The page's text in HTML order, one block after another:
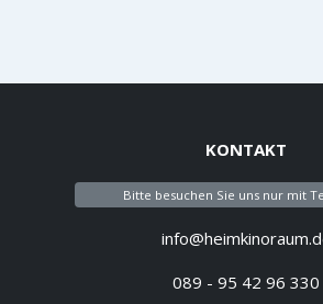
KONTAKT
Bitte besuchen Sie uns nur mit
089 - 95 42 96 330